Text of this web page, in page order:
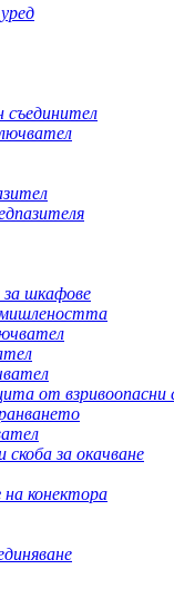
съединител
шкафове
от взривоопасни
скоба за окачване
на конектора